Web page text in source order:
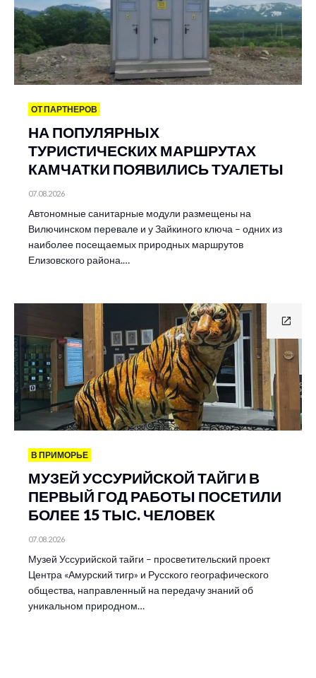
ОТ ПАРТНЕРОВ
НА ПОПУЛЯРНЫХ
ТУРИСТИЧЕСКИХ МАРШРУТАХ
КАМЧАТКИ ПОЯВИЛИСЬ ТУАЛЕТЫ
07.08.2026
Автономные санитарные модули размещены на
Вилючинском перевале и у Зайкиного ключа – одних из
наиболее посещаемых природных маршрутов
Елизовского района.…
В ПРИМОРЬЕ
МУЗЕЙ УССУРИЙСКОЙ ТАЙГИ В
ПЕРВЫЙ ГОД РАБОТЫ ПОСЕТИЛИ
БОЛЕЕ 15 ТЫС. ЧЕЛОВЕК
07.08.2026
Музей Уссурийской тайги – просветительский проект
Центра «Амурский тигр» и Русского географического
общества, направленный на передачу знаний об
уникальном природном…